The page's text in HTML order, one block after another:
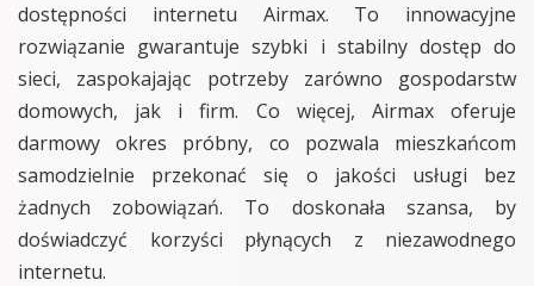
dostępności internetu Airmax. To innowacyjne
rozwiązanie gwarantuje szybki i stabilny dostęp do
sieci, zaspokajając potrzeby zarówno gospodarstw
domowych, jak i firm. Co więcej, Airmax oferuje
darmowy okres próbny, co pozwala mieszkańcom
samodzielnie przekonać się o jakości usługi bez
żadnych zobowiązań. To doskonała szansa, by
doświadczyć korzyści płynących z niezawodnego
internetu.